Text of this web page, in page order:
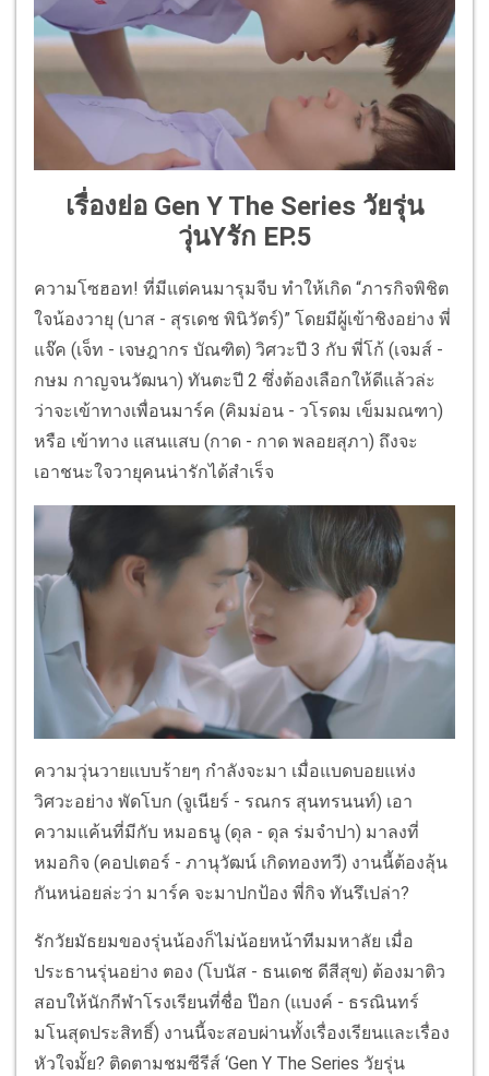
เรื่องย่อ Gen Y The Series วัยรุ่น
วุ่นYรัก EP.5
ความโซฮอท! ที่มีแต่คนมารุมจีบ ทำให้เกิด “ภารกิจพิชิต
ใจน้องวายุ (บาส - สุรเดช พินิวัตร์)” โดยมีผู้เข้าชิงอย่าง พี่
แจ๊ค (เจ็ท - เจษฎากร บัณฑิต) วิศวะปี 3 กับ พี่โก้ (เจมส์ -
กษม กาญจนวัฒนา) ทันตะปี 2 ซึ่งต้องเลือกให้ดีแล้วล่ะ
ว่าจะเข้าทางเพื่อนมาร์ค (คิมม่อน - วโรดม เข็มมณฑา)
หรือ เข้าทาง แสนแสบ (กาด - กาด พลอยสุภา) ถึงจะ
เอาชนะใจวายุคนน่ารักได้สำเร็จ
ความวุ่นวายแบบร้ายๆ กำลังจะมา เมื่อแบดบอยแห่ง
วิศวะอย่าง พัดโบก (จูเนียร์ - รณกร สุนทรนนท์) เอา
ความแค้นที่มีกับ หมอธนู (ดุล - ดุล ร่มจำปา) มาลงที่
หมอกิจ (คอปเตอร์ - ภานุวัฒน์ เกิดทองทวี) งานนี้ต้องลุ้น
กันหน่อยล่ะว่า มาร์ค จะมาปกป้อง พี่กิจ ทันรึเปล่า?
รักวัยมัธยมของรุ่นน้องก็ไม่น้อยหน้าทีมมหาลัย เมื่อ
ประธานรุ่นอย่าง ตอง (โบนัส - ธนเดช ดีสีสุข) ต้องมาติว
สอบให้นักกีฬาโรงเรียนที่ชื่อ ป๊อก (แบงค์ - ธรณินทร์
มโนสุดประสิทธิ์) งานนี้จะสอบผ่านทั้งเรื่องเรียนและเรื่อง
หัวใจมั้ย? ติดตามชมซีรีส์ ‘Gen Y The Series วัยรุ่น